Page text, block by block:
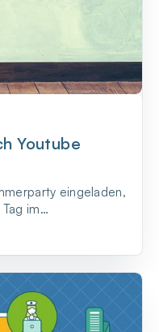
Youtube
eingeladen,
im
zu den Mahlzeiten